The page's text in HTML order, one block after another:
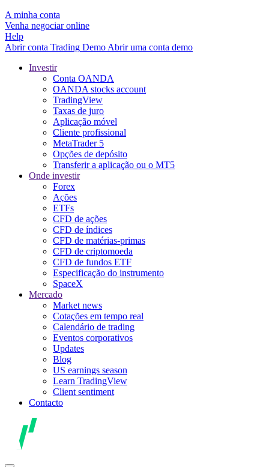
A minha conta
Venha negociar online
Help
Abrir conta Trading Demo Abrir uma conta demo
Investir
Conta OANDA
OANDA stocks account
TradingView
Taxas de juro
Aplicação móvel
Cliente profissional
MetaTrader 5
Opções de depósito
Transferir a aplicação ou o MT5
Onde investir
Forex
Ações
ETFs
CFD de ações
CFD de índices
CFD de matérias-primas
CFD de criptomoeda
CFD de fundos ETF
Especificação do instrumento
SpaceX
Mercado
Market news
Cotações em tempo real
Calendário de trading
Eventos corporativos
Updates
Blog
US earnings season
Learn TradingView
Client sentiment
Contacto